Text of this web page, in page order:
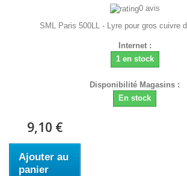
0 avis
SML Paris 500LL - Lyre pour gros cuivre
Internet :
1 en stock
Disponibilité Magasins :
En stock
9,10 €
Ajouter au
panier